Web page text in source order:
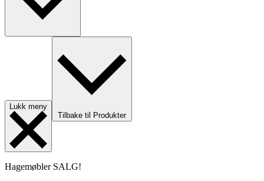
Lukk meny
Tilbake til Produkter
Hagemøbler SALG!